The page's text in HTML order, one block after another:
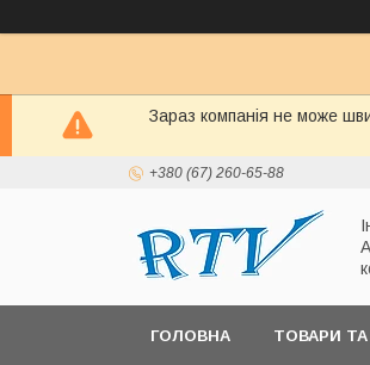
Зараз компанія не може
+380 (67) 260-65-88
ГОЛОВНА ТОВАРИ